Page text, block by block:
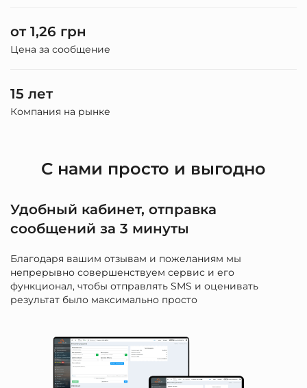
от 1,26 грн
Цена за сообщение
15 лет
Компания на рынке
С нами просто и выгодно
Удобный кабинет, отправка
сообщений за 3 минуты
Благодаря вашим отзывам и пожеланиям мы
непрерывно совершенствуем сервис и его
функционал, чтобы отправлять SMS и оценивать
результат было максимально просто